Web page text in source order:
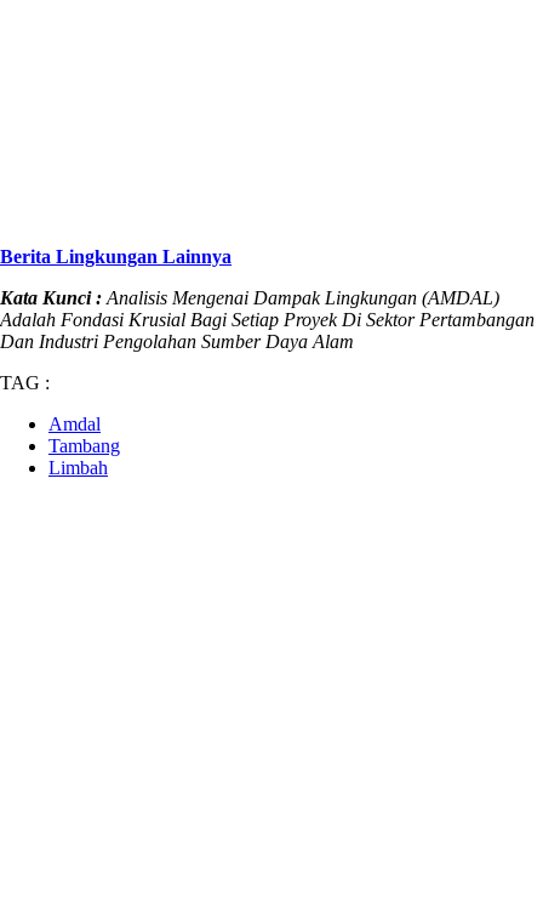
Berita Lingkungan Lainnya
Kata Kunci : Analisis Mengenai Dampak Lingkungan (AMDAL)
Adalah Fondasi Krusial Bagi Setiap Proyek Di Sektor Pertambangan
Dan Industri Pengolahan Sumber Daya Alam
TAG :
Amdal
Tambang
Limbah